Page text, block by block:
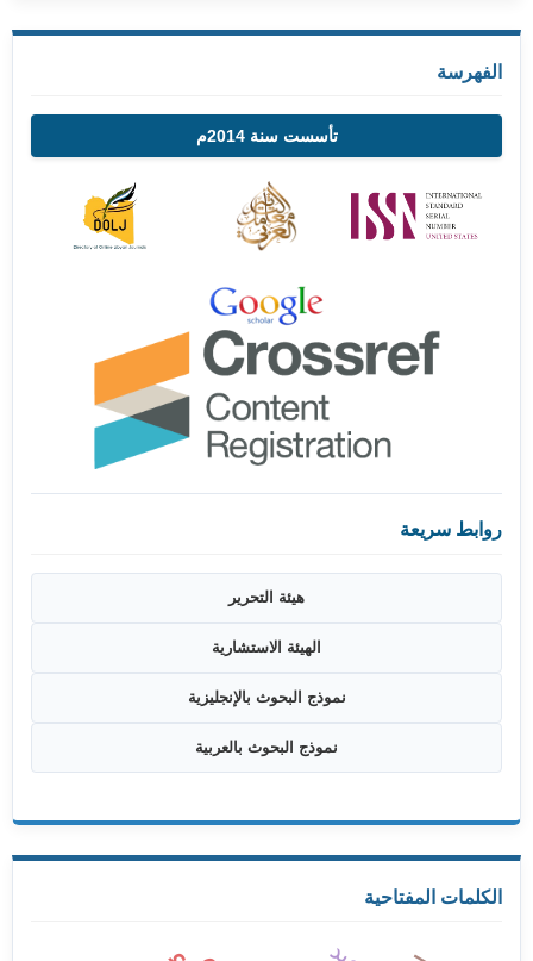
الفهرسة
تأسست سنة 2014م
روابط سريعة
هيئة التحرير
الهيئة الاستشارية
نموذج البحوث بالإنجليزية
نموذج البحوث بالعربية
الكلمات المفتاحية